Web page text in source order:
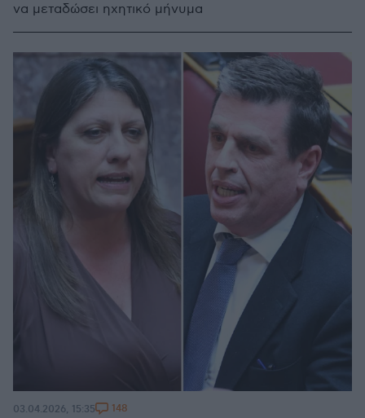
να μεταδώσει ηχητικό μήνυμα
03.04.2026, 15:35 148